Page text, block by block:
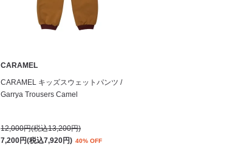
CARAMEL
CARAMEL キッズスウェットパンツ /
Garrya Trousers Camel
12,000円(税込13,200円)
7,200円(税込7,920円) 40% OFF